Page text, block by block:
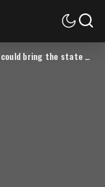
bring the state to a halt